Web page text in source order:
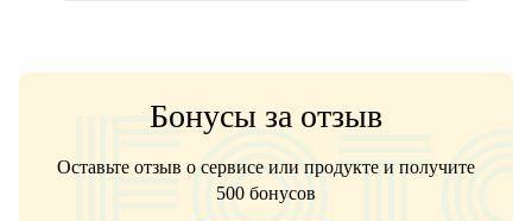
Бонусы за отзыв
Оставьте отзыв о сервисе или продукте и получите
500 бонусов